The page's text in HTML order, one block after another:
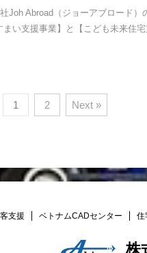
Joh Abroad（ジョーアブロード）
い支援事業】と【こども未来住
1 2 Next »
支援 ベトナムCADセンター 住
株